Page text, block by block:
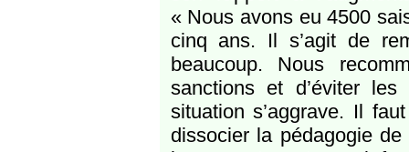
« Nous avons eu 4500
cinq ans. Il s’agit de
beaucoup. Nous
sanctions et d’éviter
situation s’aggrave. Il
dissocier la pédagogie